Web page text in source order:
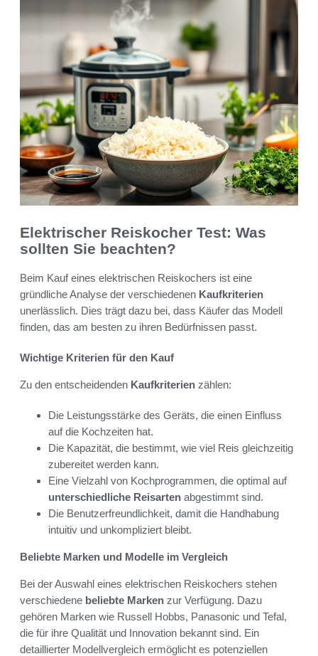
Elektrischer Reiskocher Test: Was
sollten Sie beachten?
Beim Kauf eines elektrischen Reiskochers ist eine
gründliche Analyse der verschiedenen Kaufkriterien
unerlässlich. Dies trägt dazu bei, dass Käufer das Modell
finden, das am besten zu ihren Bedürfnissen passt.
Wichtige Kriterien für den Kauf
Zu den entscheidenden Kaufkriterien zählen:
Die Leistungsstärke des Geräts, die einen Einfluss
auf die Kochzeiten hat.
Die Kapazität, die bestimmt, wie viel Reis gleichzeitig
zubereitet werden kann.
Eine Vielzahl von Kochprogrammen, die optimal auf
unterschiedliche Reisarten abgestimmt sind.
Die Benutzerfreundlichkeit, damit die Handhabung
intuitiv und unkompliziert bleibt.
Beliebte Marken und Modelle im Vergleich
Bei der Auswahl eines elektrischen Reiskochers stehen
verschiedene beliebte Marken zur Verfügung. Dazu
gehören Marken wie Russell Hobbs, Panasonic und Tefal,
die für ihre Qualität und Innovation bekannt sind. Ein
detaillierter Modellvergleich ermöglicht es potenziellen